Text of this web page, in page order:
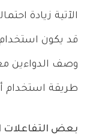
الآتية زيادة
قد يكون استخدام
وصف الدواءين
طريقة استخدام
بعض التفاعلات